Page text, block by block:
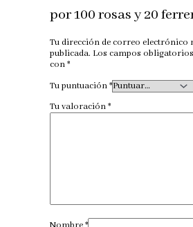
por 100 rosas y 20
Tu dirección de correo electrónico
publicada. Los campos
con*
Tu puntuación*
Tu valoración*